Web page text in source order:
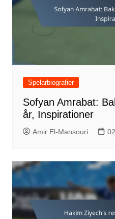
Spelarbiografier
Sofyan Amrabat:
år, Inspirationer
Amir El-Mansouri